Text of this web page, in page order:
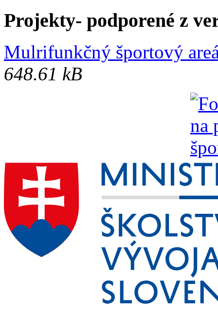
Projekty- podporené z
Mulrifunkčný športový
648.61 kB